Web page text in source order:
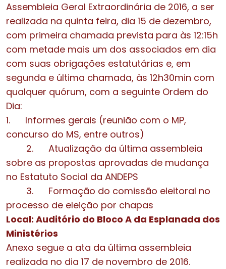
Assembleia Geral Extraordinária de 2016, a ser
realizada na quinta feira, dia 15 de dezembro,
com primeira chamada prevista para às 12:15h
com metade mais um dos associados em dia
com suas obrigações estatutárias e, em
segunda e última chamada, às 12h30min com
qualquer quórum, com a seguinte Ordem do
Dia:
1. Informes gerais (reunião com o MP,
concurso do MS, entre outros)
2. Atualização da última assembleia
sobre as propostas aprovadas de mudança
no Estatuto Social da ANDEPS
3. Formação do comissão eleitoral no
processo de eleição por chapas
Local: Auditório do Bloco A da Esplanada dos
Ministérios
Anexo segue a ata da última assembleia
realizada no dia 17 de novembro de 2016.